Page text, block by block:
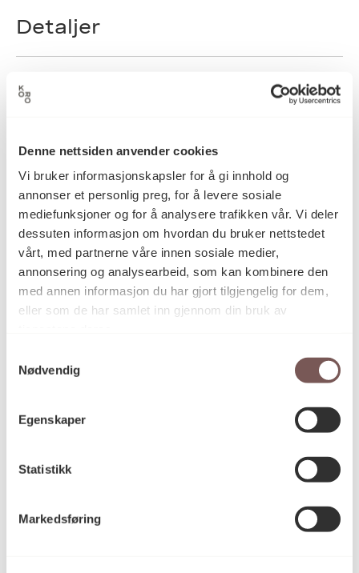
Denne nettsiden anvender cookies
Vi bruker informasjonskapsler for å gi innhold og
annonser et personlig preg, for å levere sosiale
mediefunksjoner og for å analysere trafikken vår. Vi deler
dessuten informasjon om hvordan du bruker nettstedet
vårt, med partnerne våre innen sosiale medier,
annonsering og analysearbeid, som kan kombinere den
med annen informasjon du har gjort tilgjengelig for dem,
eller som de har samlet inn gjennom din bruk av
Nødvendig
Egenskaper
Statistikk
Markedsføring
Detaljer
Datering
Kunstner Kjetil Ingvar Berge
Kategori Grafikk
Teknikk og
materiale
Mål